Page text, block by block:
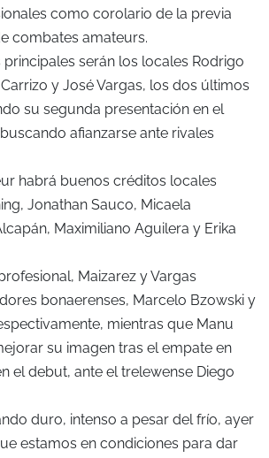
como corolario de la previa
combates amateurs.
serán los locales Rodrigo
y José Vargas, los dos últimos
su segunda presentación en el
afianzarse ante rivales
habrá buenos créditos locales
Jonathan Sauco, Micaela
Maximiliano Aguilera y Erika
Maizarez y Vargas
bonaerenses, Marcelo Bzowski y
mientras que Manu
su imagen tras el empate en
el debut, ante el trelewense Diego
duro, intenso a pesar del frío, ayer
estamos en condiciones para dar